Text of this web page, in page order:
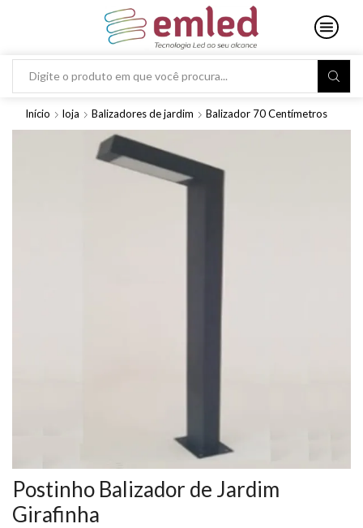
Search
Início loja Balizadores de jardim Balizador 70 Centímetros
Postinho Balizador de Jardim
Girafinha